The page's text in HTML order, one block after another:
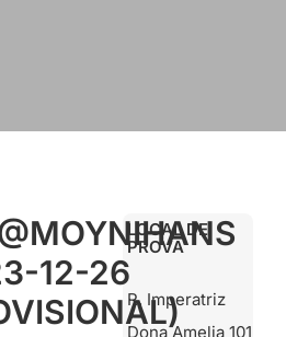
12-26
LOCAL DE
PROVA
R. Imperatriz
Dona Amelia 101